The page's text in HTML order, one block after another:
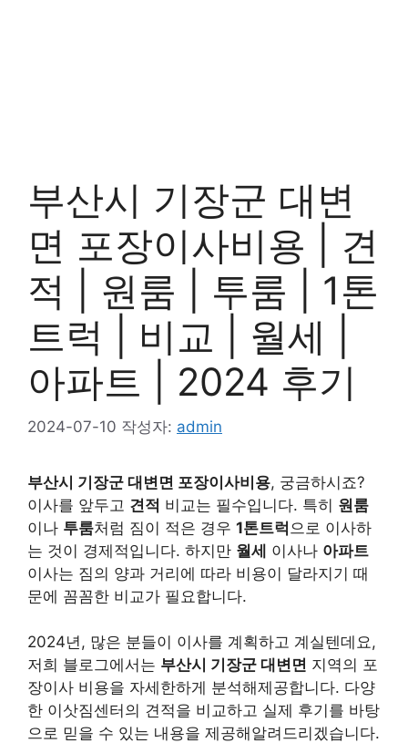
부산시 기장군 대변
면 포장이사비용 | 견
적 | 원룸 | 투룸 | 1톤
트럭 | 비교 | 월세 |
아파트 | 2024 후기
2024-07-10 작성자: admin
부산시 기장군 대변면 포장이사비용, 궁금하시죠?
이사를 앞두고 견적 비교는 필수입니다. 특히 원룸
이나 투룸처럼 짐이 적은 경우 1톤트럭 으로 이사하
는 것이 경제적입니다. 하지만 월세 이사나 아파트
이사는 짐의 양과 거리에 따라 비용이 달라지기 때
문에 꼼꼼한 비교가 필요합니다.
2024년, 많은 분들이 이사를 계획하고 계실텐데요,
저희 블로그에서는 부산시 기장군 대변면 지역의 포
장이사 비용을 자세한하게 분석해제공합니다. 다양
한 이삿짐센터의 견적을 비교하고 실제 후기를 바탕
으로 믿을 수 있는 내용을 제공해알려드리겠습니다.